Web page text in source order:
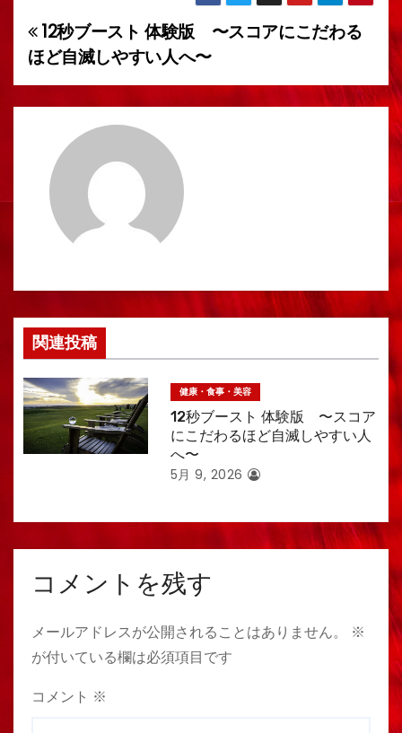
投
稿
ナ
ゲ
ー
ョ
ン
12秒ブースト 体験版 〜スコアにこだわる
ほど自滅しやすい人へ〜
関連投稿
健康・食事・美容
12秒ブースト 体験版 〜スコア
にこだわるほど自滅しやすい人
へ〜
5月 9, 2026
コメントを残す
メールアドレスが公開されることはありません。
※
が付いている欄は必須項目です
コメント ※